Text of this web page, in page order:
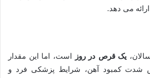
می دهد.
یک قرص در روز
است، اما این مقدار
کمبود آهن، شرایط پزشکی فرد و